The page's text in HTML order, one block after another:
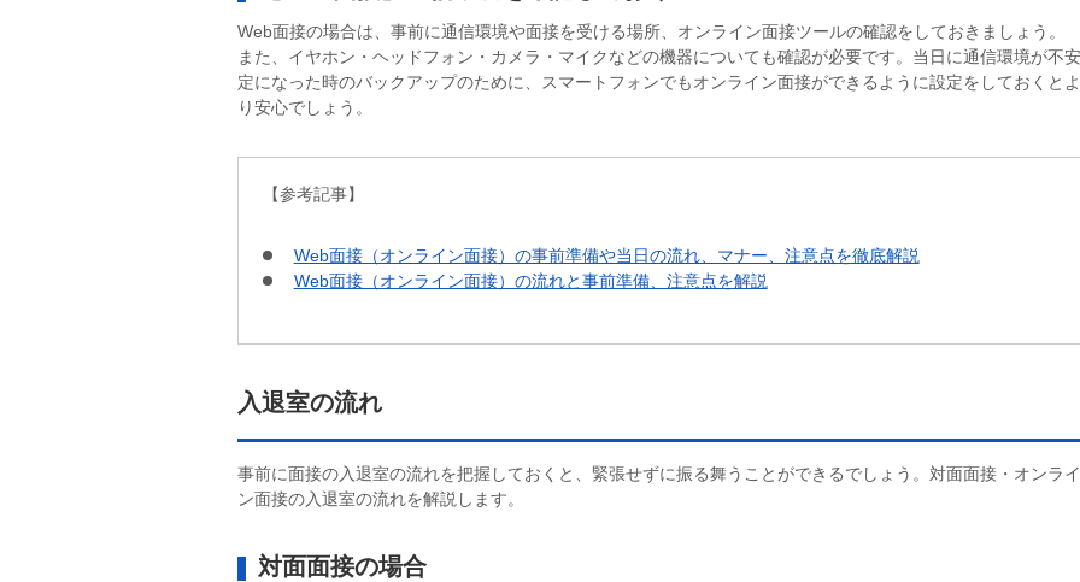
Web面接の場合は、事前に通信環境や面接を受ける場所、オンライン面接ツールの確認をしておきましょう。
また、イヤホン・ヘッドフォン・カメラ・マイクなどの機器についても確認が必要です。当日に通信環境が不安
定になった時のバックアップのために、スマートフォンでもオンライン面接ができるように設定をしておくとよ
り安心でしょう。
【参考記事】
Web面接（オンライン面接）の事前準備や当日の流れ、マナー、注意点を徹底解説
Web面接（オンライン面接）の流れと事前準備、注意点を解説
入退室の流れ
事前に面接の入退室の流れを把握しておくと、緊張せずに振る舞うことができるでしょう。対面面接・オンライ
ン面接の入退室の流れを解説します。
対面面接の場合